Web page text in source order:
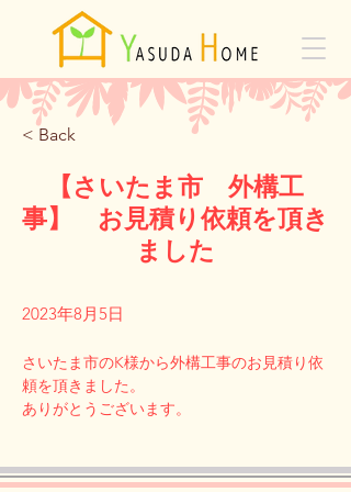
< Back
【さいたま市 外構工
事】 お見積り依頼を頂き
ました
2023年8月5日
Previous
さいたま市のK様から外構工事のお見積り依
頼を頂きました。
ありがとうございます。